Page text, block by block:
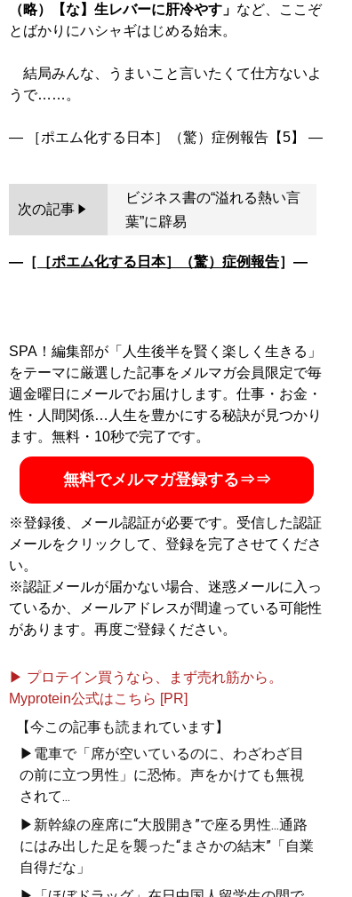
（略）【な】生レバーに肝冷やす」 など、ここぞ
とばかりにハシャギはじめる始末。
結局みんな、うまいこと言いたくて仕方ないよ
うで……。
次の記事
ビジネス書の“溢れる熱い言
葉”に辟易
―［ ［ポエム化する日本］（驚）症例報告］―
SPA！編集部が「人生後半を賢く楽しく生きる」
をテーマに厳選した記事をメルマガ会員限定で毎
週金曜日にメールでお届けします。仕事・お金・
性・人間関係…人生を豊かにする秘訣が見つかり
ます。無料・10秒で完了です。
無料でメルマガ登録する⇒⇒
※登録後、メール認証が必要です。受信した認証
メールをクリックして、登録を完了させてくださ
い。
※認証メールが届かない場合、迷惑メールに入っ
ているか、メールアドレスが間違っている可能性
があります。再度ご登録ください。
▶ プロテイン買うなら、まず売れ筋から。
Myprotein公式はこちら [PR]
【今この記事も読まれています】
▶電車で「席が空いているのに、わざわざ目
の前に立つ男性」に恐怖。声をかけても無視
されて...
▶新幹線の座席に“大股開き”で座る男性...通路
にはみ出した足を襲った“まさかの結末”「自業
自得だな」